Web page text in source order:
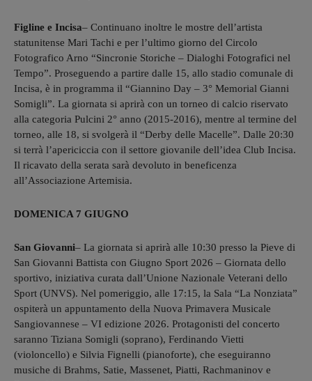
Figline e Incisa– Continuano inoltre le mostre dell’artista
statunitense Mari Tachi e per l’ultimo giorno del Circolo
Fotografico Arno “Sincronie Storiche – Dialoghi Fotografici nel
Tempo”. Proseguendo a partire dalle 15, allo stadio comunale di
Incisa, è in programma il “Giannino Day – 3° Memorial Gianni
Somigli”. La giornata si aprirà con un torneo di calcio riservato
alla categoria Pulcini 2° anno (2015-2016), mentre al termine del
torneo, alle 18, si svolgerà il “Derby delle Macelle”. Dalle 20:30
si terrà l’apericiccia con il settore giovanile dell’idea Club Incisa.
Il ricavato della serata sarà devoluto in beneficenza
all’Associazione Artemisia.
DOMENICA 7 GIUGNO
San Giovanni– La giornata si aprirà alle 10:30 presso la Pieve di
San Giovanni Battista con Giugno Sport 2026 – Giornata dello
sportivo, iniziativa curata dall’Unione Nazionale Veterani dello
Sport (UNVS). Nel pomeriggio, alle 17:15, la Sala “La Nonziata”
ospiterà un appuntamento della Nuova Primavera Musicale
Sangiovannese – VI edizione 2026. Protagonisti del concerto
saranno Tiziana Somigli (soprano), Ferdinando Vietti
(violoncello) e Silvia Fignelli (pianoforte), che eseguiranno
musiche di Brahms, Satie, Massenet, Piatti, Rachmaninov e